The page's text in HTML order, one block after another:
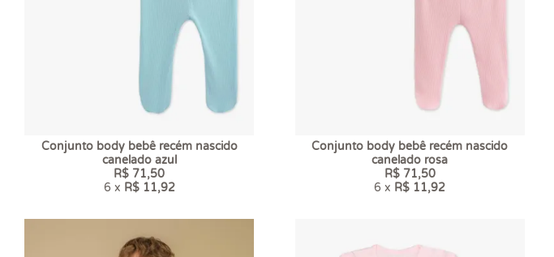
Conjunto body bebê recém nascido
canelado azul
R$ 71,50
6 x R$ 11,92
Conjunto body bebê recém nascido
canelado rosa
R$ 71,50
6 x R$ 11,92